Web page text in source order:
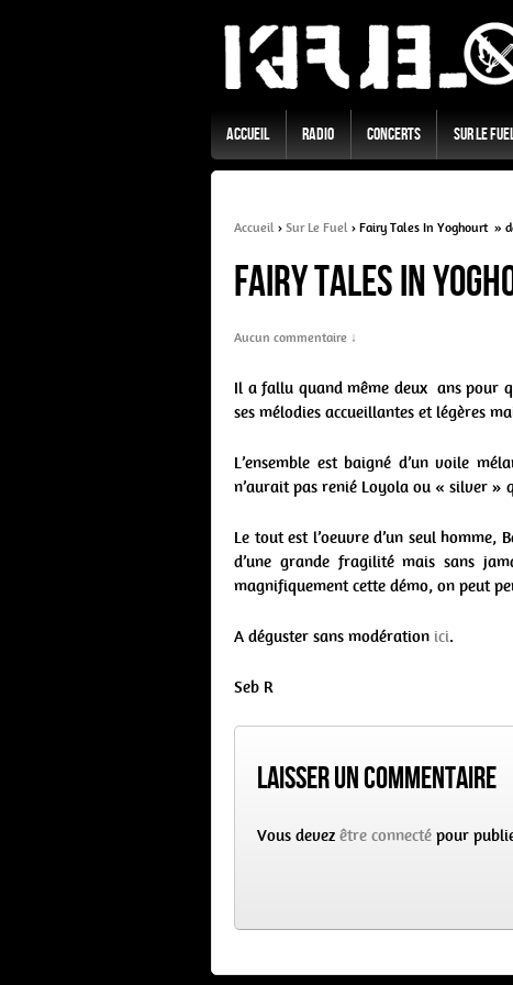
Accueil Radio Concerts Sur Le
Accueil › Sur Le Fuel › Fairy Tales In Yoghourt »
Fairy Tales In
Aucun commentaire ↓
Il a fallu quand même deux ans pour
ses mélodies accueillantes et légères
L’ensemble est baigné d’un voile
n’aurait pas renié Loyola ou « silver »
Le tout est l’oeuvre d’un seul
d’une grande fragilité mais sans
magnifiquement cette démo, on peut
A déguster sans modération ici.
Seb R
Laisser un commentaire
Vous devez être connecté pour